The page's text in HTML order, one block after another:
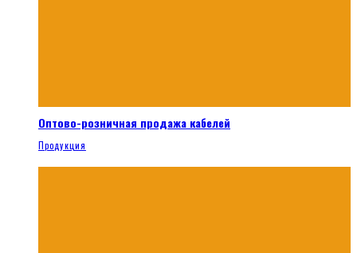
Оптово-розничная продажа кабелей
Продукция